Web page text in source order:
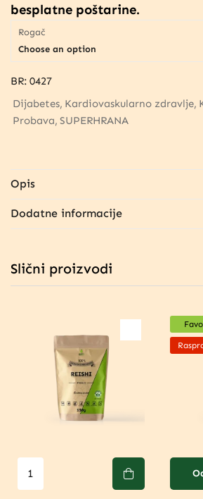
besplatne poštarine.
Rogač
Choose an option
BR: 0427
Dijabetes Kardiovaskularno zdravlje
Probava SUPERHRANA
Opis
Dodatne informacije
Slični proizvodi